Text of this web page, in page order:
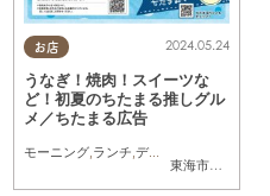
半田市
,クーポン
お店
東海市
,大府市
2024.05.24
うなぎ！焼肉！スイーツな
ど！初夏のちたまる推しグル
メ／ちたまる広告
モーニング, ランチ ディナー